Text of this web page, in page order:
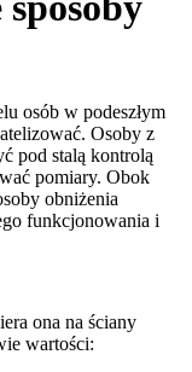
osób w podeszłym
Osoby z
pod stalą kontrolą
pomiary. Obok
obniżenia
funkcjonowania i
ona na ściany
wartości: